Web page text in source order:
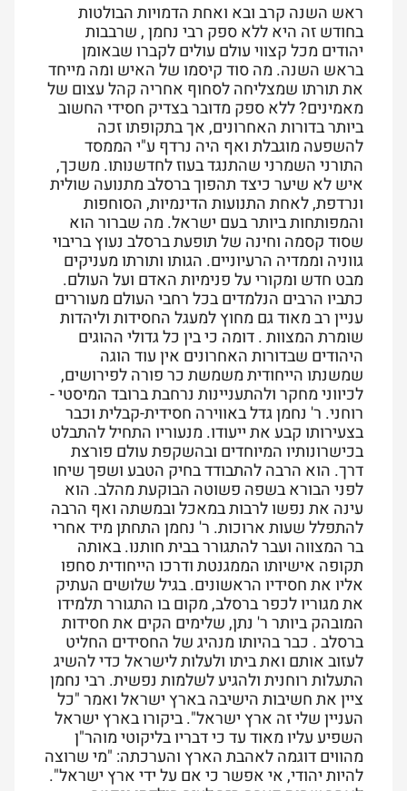
ראש השנה קרב ובא ואחת הדמויות הבולטות
בחודש זה היא ללא ספק רבי נחמן , שרבבות
יהודים מכל קצווי עולם עולים לקברו שבאומן
בראש השנה. מה סוד קיסמו של האיש ומה מייחד
את תורתו שמצליחה לסחוף אחריה קהל עצום של
מאמינים? ללא ספק מדובר בצדיק חסידי החשוב
ביותר בדורות האחרונים, אך בתקופתו זכה
להשפעה מוגבלת ואף היה נרדף ע"י הממסד
התורני השמרני שהתנגד בעוז לחדשנותו. משכך,
איש לא שיער כיצד תהפוך ברסלב מתנועה שולית
ונרדפת, לאחת התנועות הדינמיות, הסוחפות
והמפותחות ביותר בעם ישראל. מה שברור הוא
שסוד קסמה וחינה של תופעת ברסלב נעוץ בריבוי
גווניה וממדיה הרעיוניים. הגותו ותורתו מעניקים
מבט חדש ומקורי על פנימיות האדם ועל העולם.
כתביו הרבים הנלמדים בכל רחבי העולם מעוררים
עניין רב מאוד גם מחוץ למעגל החסידות וליהדות
שומרת המצוות . דומה כי בין כל גדולי ההוגים
היהודים שבדורות האחרונים אין עוד הוגה
שמשנתו הייחודית משמשת כר פורה לפירושים,
לכיווני מחקר ולהתעניינות נרחבת ברובד המיסטי -
רוחני. ר' נחמן גדל באווירה חסידית-קבלית וכבר
בצעירותו קבע את ייעודו. מנעוריו התחיל להתבלט
בכישרונותיו המיוחדים ובהשקפת עולם פורצת
דרך. הוא הרבה להתבודד בחיק הטבע ושפך שיחו
לפני הבורא בשפה פשוטה הבוקעת מהלב. הוא
עינה את נפשו לרבות במאכל ובמשתה ואף הרבה
להתפלל שעות ארוכות. ר' נחמן התחתן מיד אחרי
בר המצווה ועבר להתגורר בבית חותנו. באותה
תקופה אישיותו הממגנטת ודרכו הייחודית סחפו
אליו את חסידיו הראשונים. בגיל שלושים העתיק
את מגוריו לכפר ברסלב, מקום בו התגורר תלמידו
המובהק ביותר ר' נתן, שלימים הקים את חסידות
ברסלב . כבר בהיותו מנהיג של החסידים החליט
לעזוב אותם ואת ביתו ולעלות לישראל כדי להשיג
התעלות רוחנית ולהגיע לשלמות נפשית. רבי נחמן
ציין את חשיבות הישיבה בארץ ישראל ואמר "כל
העניין שלי זה ארץ ישראל". ביקורו בארץ ישראל
השפיע עליו מאוד עד כי דבריו בליקוטי מוהר"ן
מהווים דוגמה לאהבת הארץ והערכתה: "מי שרוצה
להיות יהודי, אי אפשר כי אם על ידי ארץ ישראל".